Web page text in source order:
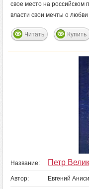
свое место на российском
власти свои мечты о
Читать Купить
Название: Петр
Автор: Евгений